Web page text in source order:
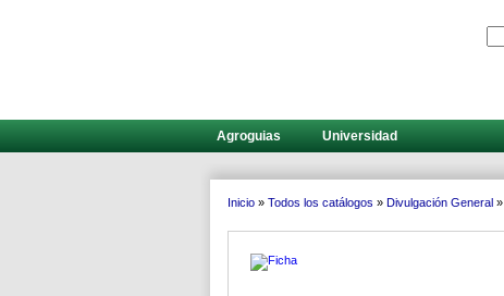
Agroguias Universidad
Inicio» Todos los catálogos » Divulgación General»